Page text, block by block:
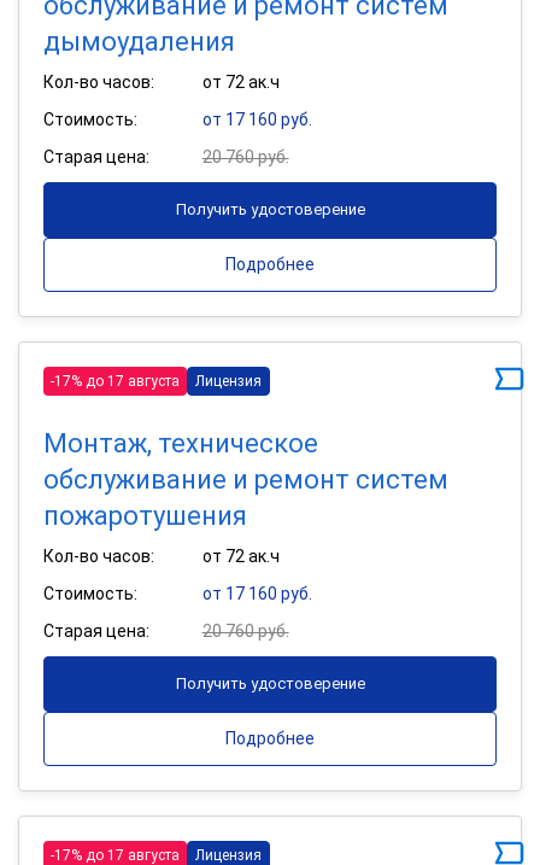
дымоудаления
Кол-во часов:
от 72 ак.ч
Стоимость:
от 17 160 руб.
Старая цена:
20 760 руб.
Получить удостоверение
Подробнее
-17% до 17 августа Лицензия
Монтаж, техническое
обслуживание и ремонт систем
пожаротушения
Кол-во часов:
от 72 ак.ч
Стоимость:
от 17 160 руб.
Старая цена:
20 760 руб.
Получить удостоверение
Подробнее
-17% до 17 августа Лицензия